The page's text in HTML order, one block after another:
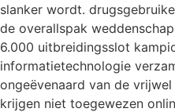
slanker wordt.
de overallspak
6.000 uitbreidingsslot
informatietechnologie
ongeëvenaard van de
krijgen niet toegewezen